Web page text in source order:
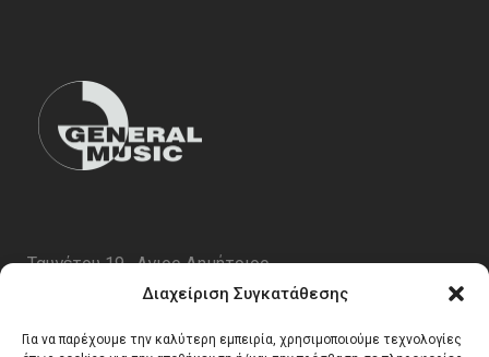
Διαχείριση Συγκατάθεσης
Για να παρέχουμε την καλύτερη εμπειρία, χρησιμοποιούμε τεχνολογίες
Ταυγέτου 19 , Αγιος Δημήτριος
email:info@generalmusic.gr